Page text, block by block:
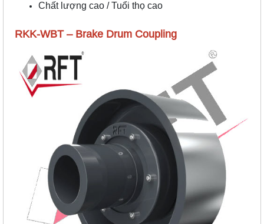
Chất lượng cao / Tuổi thọ cao
RKK-WBT – Brake Drum Coupling